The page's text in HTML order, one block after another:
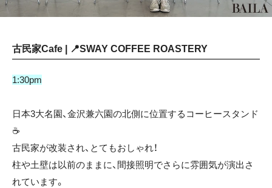
古民家Cafe | 📍SWAY COFFEE ROASTERY
1:30pm
日本3大名園、金沢兼六園の北側に位置するコーヒースタンド
☕️
古民家が改装され、とてもおしゃれ！
柱や土壁は以前のままに、間接照明でさらに雰囲気が演出さ
れています。